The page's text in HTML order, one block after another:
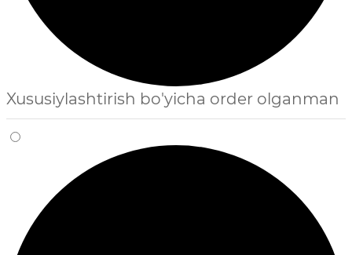
Xususiylashtirish bo'yicha order olganman